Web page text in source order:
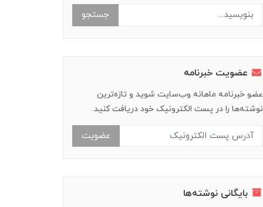
جستجو
عضویت خبرنامه
عضو خبرنامه ماهانه وب‌سایت شوید و تازه‌ترین
نوشته‌ها را در پست الکترونیک خود دریافت کنید.
عضویت
بایگانی نوشته‌ها